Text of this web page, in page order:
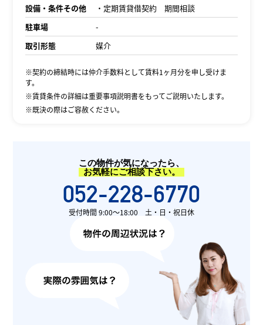
設備・条件その他
・定期賃貸借契約 期間相談
駐車場
-
取引形態
媒介
※契約の締結時には仲介手数料として賃料1ヶ月分を申し受けま
す。
※賃貸条件の詳細は重要事項説明書をもってご説明いたします。
※既決の際はご容赦ください。
この物件が気になったら、
お気軽にご相談下さい。
052-228-6770
受付時間 9:00〜18:00 土・日・祝日休